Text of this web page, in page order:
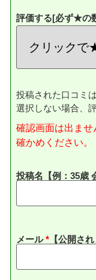
評価する[必ず★の
投稿された口コミ
選択しない場合、
確認画面は出ま
確かめください。
投稿名【例：35歳
メール* 【公開さ